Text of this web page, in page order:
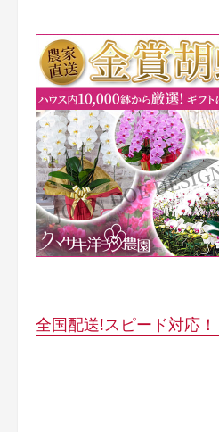
全国配送!スピード対応